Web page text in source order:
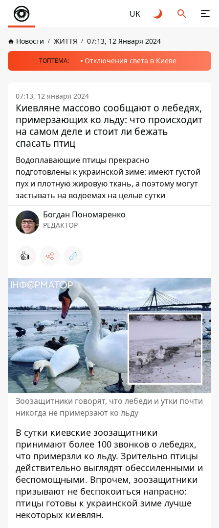
UK
Новости ЖИТТЯ 07:13, 12 Января 2024
ТОПТЕМА: Отключения света в Киеве
07:13, 12 января 2024
Киевляне массово сообщают о лебедях,
примерзающих ко льду: что происходит
на самом деле и стоит ли бежать
спасать птиц
Водоплавающие птицы прекрасно
подготовлены к украинской зиме: имеют густой
пух и плотную жировую ткань, а поэтому могут
застывать на водоемах на целые сутки
Богдан Пономаренко
РЕДАКТОР
👍
Зоозащитники говорят, что лебеди и утки почти
никогда не примерзают ко льду
В сутки киевские зоозащитники
принимают более 100 звонков о лебедях,
что примерзли ко льду. Зрительно птицы
действительно выглядят обессиленными и
беспомощными. Впрочем, зоозащитники
призывают не беспокоиться напрасно:
птицы готовы к украинской зиме лучше
некоторых киевлян.